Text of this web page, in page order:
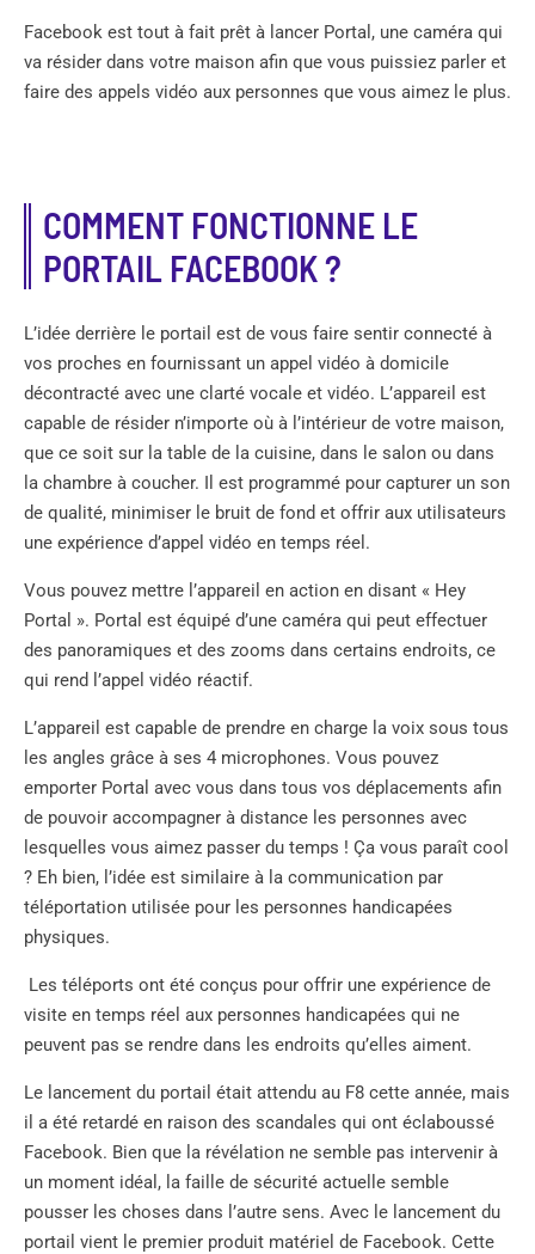
Facebook est tout à fait prêt à lancer Portal, une caméra qui
va résider dans votre maison afin que vous puissiez parler et
faire des appels vidéo aux personnes que vous aimez le plus.
COMMENT FONCTIONNE LE
PORTAIL FACEBOOK ?
L’idée derrière le portail est de vous faire sentir connecté à
vos proches en fournissant un appel vidéo à domicile
décontracté avec une clarté vocale et vidéo. L’appareil est
capable de résider n’importe où à l’intérieur de votre maison,
que ce soit sur la table de la cuisine, dans le salon ou dans
la chambre à coucher. Il est programmé pour capturer un son
de qualité, minimiser le bruit de fond et offrir aux utilisateurs
une expérience d’appel vidéo en temps réel.
Vous pouvez mettre l’appareil en action en disant « Hey
Portal ». Portal est équipé d’une caméra qui peut effectuer
des panoramiques et des zooms dans certains endroits, ce
qui rend l’appel vidéo réactif.
L’appareil est capable de prendre en charge la voix sous tous
les angles grâce à ses 4 microphones. Vous pouvez
emporter Portal avec vous dans tous vos déplacements afin
de pouvoir accompagner à distance les personnes avec
lesquelles vous aimez passer du temps ! Ça vous paraît cool
? Eh bien, l’idée est similaire à la communication par
téléportation utilisée pour les personnes handicapées
physiques.
Les téléports ont été conçus pour offrir une expérience de
visite en temps réel aux personnes handicapées qui ne
peuvent pas se rendre dans les endroits qu’elles aiment.
Le lancement du portail était attendu au F8 cette année, mais
il a été retardé en raison des scandales qui ont éclaboussé
Facebook. Bien que la révélation ne semble pas intervenir à
un moment idéal, la faille de sécurité actuelle semble
pousser les choses dans l’autre sens. Avec le lancement du
portail vient le premier produit matériel de Facebook. Cette